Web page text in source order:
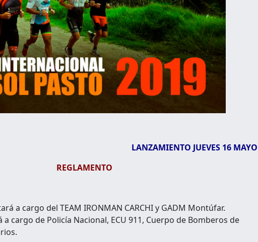
LANZAMIENTO JUEVES 16 MAYO
REGLAMENTO
a cargo del TEAM IRONMAN CARCHI y GADM Montúfar.
a cargo de Policía Nacional, ECU 911, Cuerpo de Bomberos de